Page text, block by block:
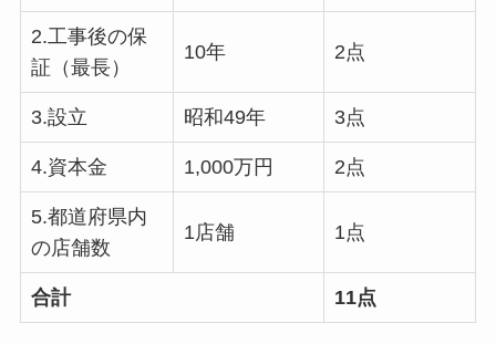
2.工事後の保
証（最長）
10年 2点
3.設立 昭和49年 3点
4.資本金 1,000万円 2点
5.都道府県内
の店舗数
1店舗 1点
合計 11点